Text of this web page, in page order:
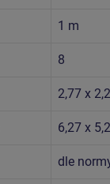
1 m
8
2,77 x
6,27 x
dle